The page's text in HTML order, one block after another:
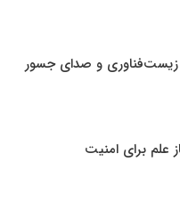
زیست‌فناوری و صدای جسور
علم برای امنیت